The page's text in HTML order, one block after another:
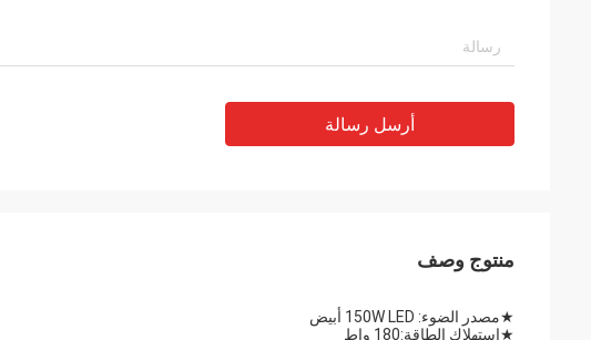
أرسل رسالة
منتوج وصف
★مصدر الضوء: 150W LED أبيض
★استهلاك الطاقة:180 واط